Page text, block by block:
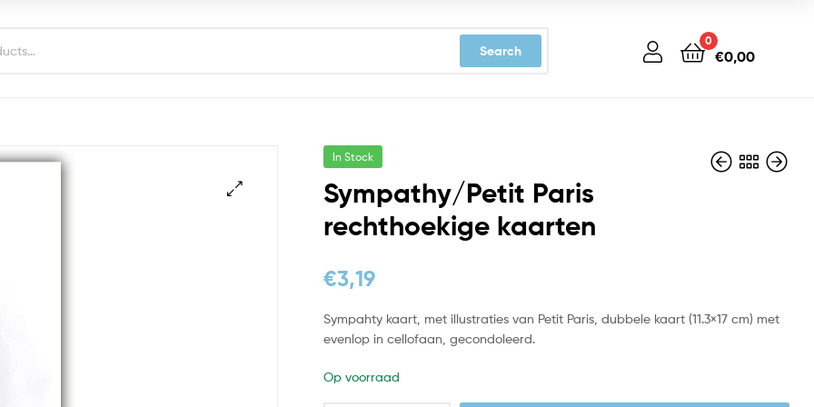
Search
0
€0,00
In Stock
Sympathy/Petit Paris
rechthoekige kaarten
€3,19
Sympahty kaart, met illustraties van Petit Paris, dubbele kaart (11.3×17 cm) met
evenlop in cellofaan, gecondoleerd.
Op voorraad